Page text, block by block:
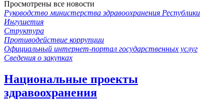
Просмотрены все новости
Руководство министерства здравоохранения Республики
Ингушетия
Структура
Противодействие коррупции
Официальный интернет-портал государственных услуг
Сведения о закупках
Национальные проекты
здравоохранения